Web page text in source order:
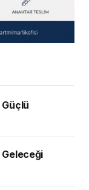
Geleceği